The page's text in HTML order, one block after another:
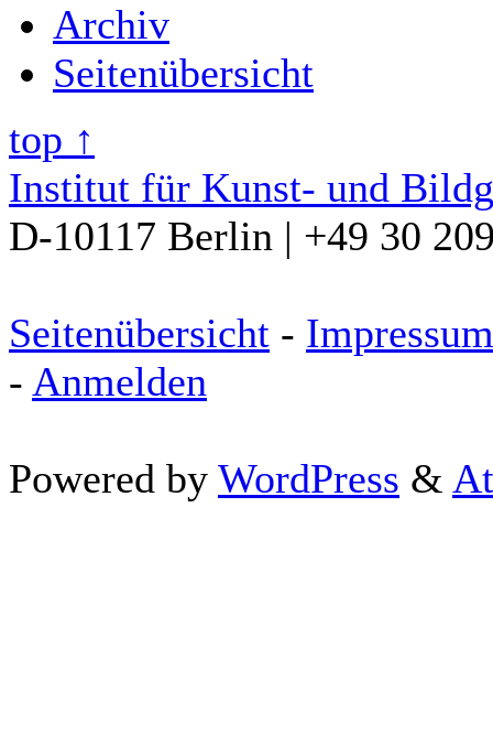
Archiv
Seitenübersicht
top ↑
Institut für Kunst- und
D-10117 Berlin | +49 30
Seitenübersicht - Impressum
- Anmelden
Powered by WordPress &